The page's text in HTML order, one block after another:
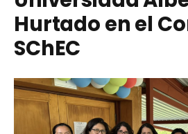
Hurtado en el
SChEC